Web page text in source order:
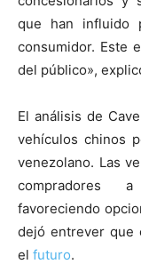
que han influido
consumidor. Este
del público»,
El análisis de
vehículos chinos
venezolano. Las
compradores
favoreciendo
dejó entrever que
el futuro.